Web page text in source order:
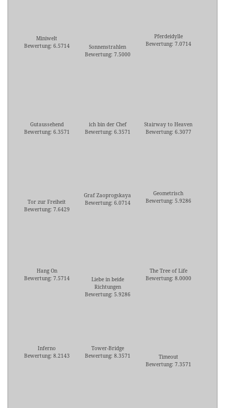
Miniwelt
Bewertung: 6.5714
Sonnenstrahlen
Bewertung: 7.5000
Pferdeidylle
Bewertung: 7.0714
Gutaussehend
Bewertung: 6.3571
ich bin der Chef
Bewertung: 6.3571
Stairway to Heaven
Bewertung: 6.3077
Tor zur Freiheit
Bewertung: 7.6429
Graf Zaoprogskaya
Bewertung: 6.0714
Geometrisch
Bewertung: 5.9286
Hang On
Bewertung: 7.5714
Liebe in beide
Richtungen
Bewertung: 5.9286
The Tree of Life
Bewertung: 8.0000
Inferno
Bewertung: 8.2143
Tower-Bridge
Bewertung: 8.3571
Timeout
Bewertung: 7.3571